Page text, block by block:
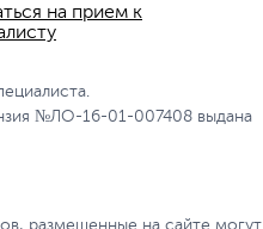
на прием к
№ЛО-16-01-007408 выдана
размещенные на сайте могут